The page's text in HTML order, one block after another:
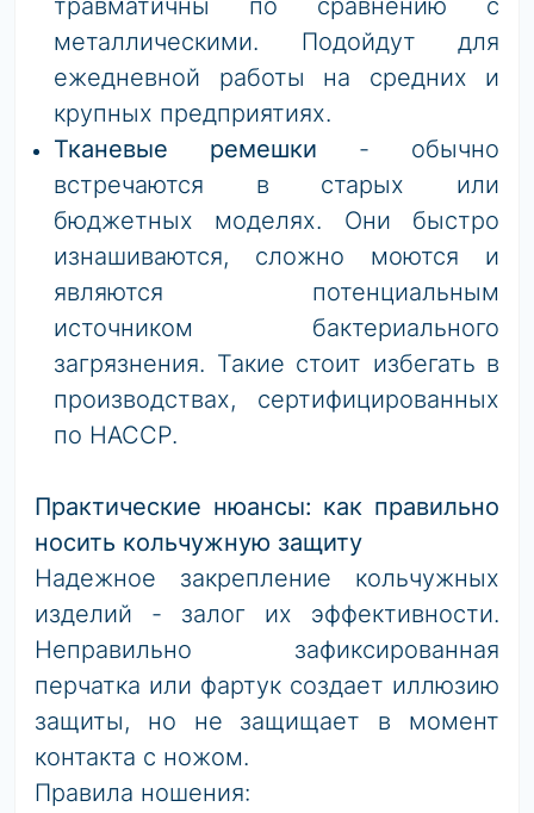
травматичны по сравнению с
металлическими. Подойдут для
ежедневной работы на средних и
крупных предприятиях.
Тканевые ремешки - обычно
встречаются в старых или
бюджетных моделях. Они быстро
изнашиваются, сложно моются и
являются потенциальным
источником бактериального
загрязнения. Такие стоит избегать в
производствах, сертифицированных
по HACCP.
Практические нюансы: как правильно
носить кольчужную защиту
Надежное закрепление кольчужных
изделий - залог их эффективности.
Неправильно зафиксированная
перчатка или фартук создает иллюзию
защиты, но не защищает в момент
контакта с ножом.
Правила ношения: